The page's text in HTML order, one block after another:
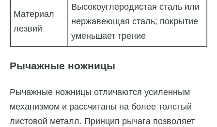
Материал
лезвий
Высокоуглеродистая сталь или
нержавеющая сталь; покрытие
уменьшает трение
Рычажные ножницы
Рычажные ножницы отличаются усиленным
механизмом и рассчитаны на более толстый
листовой металл. Принцип рычага позволяет